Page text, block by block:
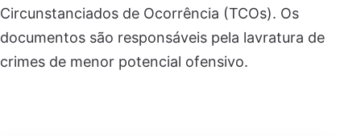
Circunstanciados de Ocorrência (TCOs). Os
documentos são responsáveis pela lavratura de
crimes de menor potencial ofensivo.